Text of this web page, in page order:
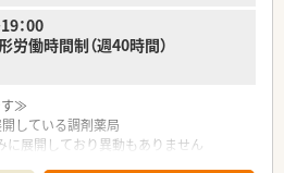
ます。
：00
働時間制（週40時間）
す≫
している調剤薬局
展開しており異動もありません